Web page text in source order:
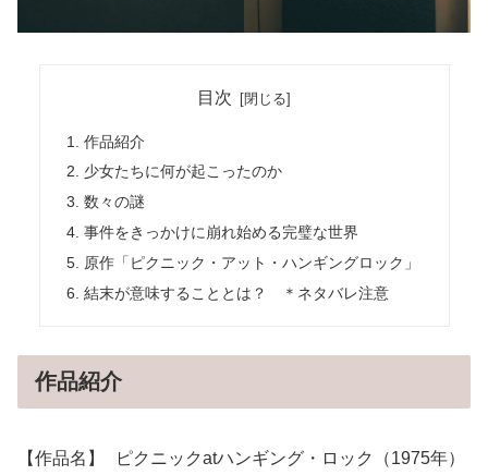
目次
作品紹介
少女たちに何が起こったのか
数々の謎
事件をきっかけに崩れ始める完璧な世界
原作「ピクニック・アット・ハンギングロック」
結末が意味することとは？ ＊ネタバレ注意
作品紹介
【作品名】 ピクニックatハンギング・ロック（1975年）